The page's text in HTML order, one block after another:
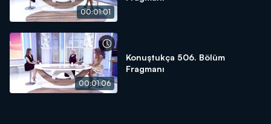
00:01:01
00:01:06
Konuştukça 506. Bölüm
Fragmanı